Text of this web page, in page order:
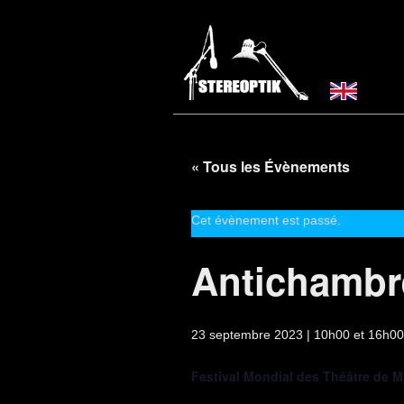
« Tous les Évènements
Cet évènement est passé.
23 septembre 2023 | 10h00 et 16h00
Festival Mondial des Théâtre de